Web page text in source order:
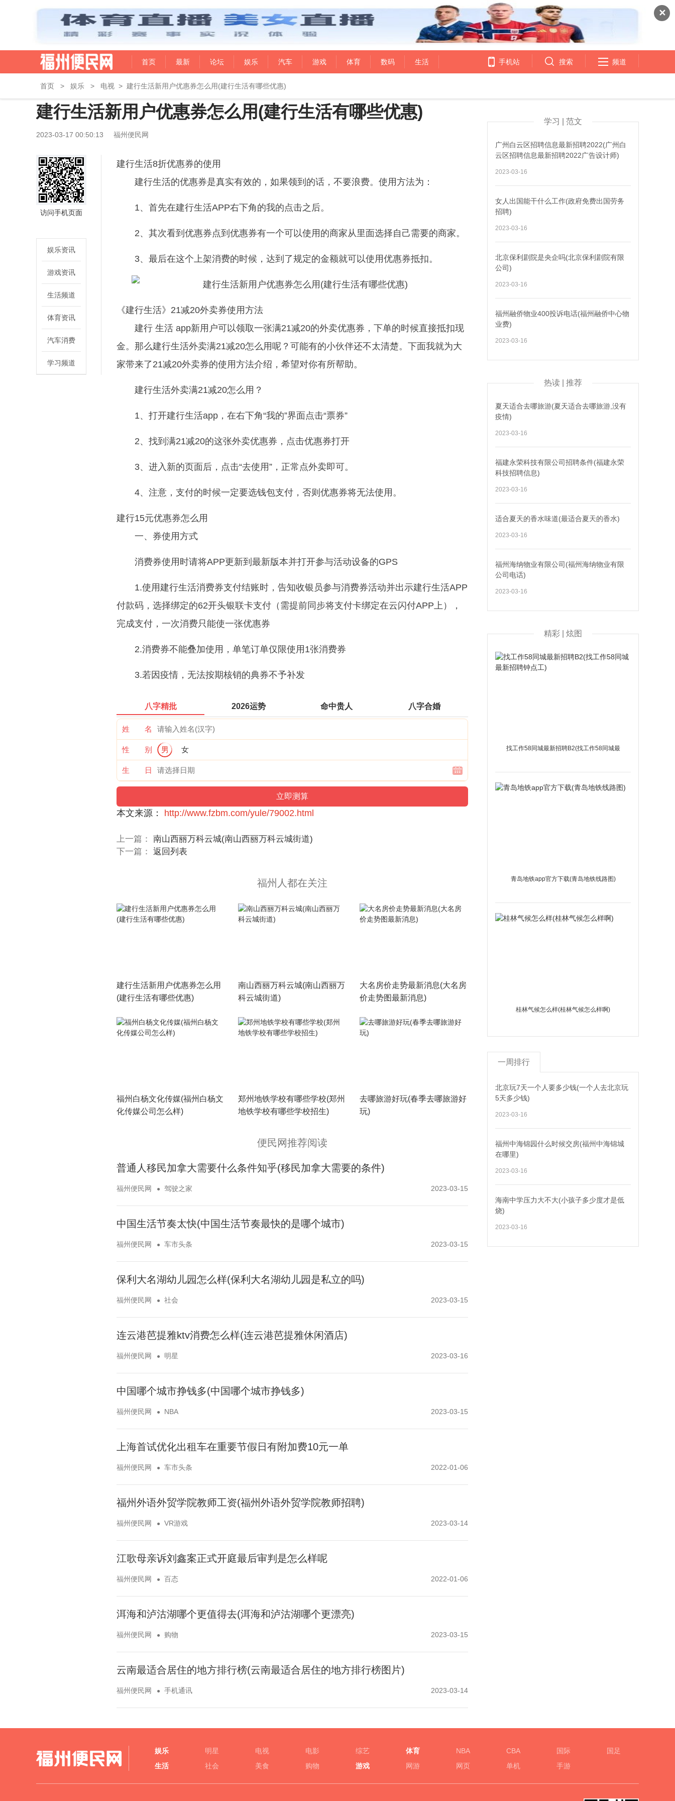
✕
首页 最新 论坛 娱乐 汽车 游戏 体育 数码 生活 手机站 搜索 频道
首页 > 娱乐 > 电视 > 建行生活新用户优惠券怎么用(建行生活有哪些优惠)
建行生活新用户优惠券怎么用(建行生活有哪些优惠)
2023-03-17 00:50:13 福州便民网
访问手机页面
娱乐资讯
游戏资讯
生活频道
体育资讯
汽车消费
学习频道
建行生活8折优惠券的使用
建行生活的优惠券是真实有效的，如果领到的话，不要浪费。使用方法为：
1、首先在建行生活APP右下角的我的点击之后。
2、其次看到优惠券点到优惠券有一个可以使用的商家从里面选择自己需要的商家。
3、最后在这个上架消费的时候，达到了规定的金额就可以使用优惠券抵扣。
《建行生活》21减20外卖券使用方法
建行 生活 app新用户可以领取一张满21减20的外卖优惠券，下单的时候直接抵扣现
金。那么建行生活外卖满21减20怎么用呢？可能有的小伙伴还不太清楚。下面我就为大
家带来了21减20外卖券的使用方法介绍，希望对你有所帮助。
建行生活外卖满21减20怎么用？
1、打开建行生活app，在右下角“我的”界面点击“票券”
2、找到满21减20的这张外卖优惠券，点击优惠券打开
3、进入新的页面后，点击“去使用”，正常点外卖即可。
4、注意，支付的时候一定要选钱包支付，否则优惠券将无法使用。
建行15元优惠券怎么用
一、券使用方式
消费券使用时请将APP更新到最新版本并打开参与活动设备的GPS
1.使用建行生活消费券支付结账时，告知收银员参与消费券活动并出示建行生活APP
付款码，选择绑定的62开头银联卡支付（需提前同步将支付卡绑定在云闪付APP上），
完成支付，一次消费只能使一张优惠券
2.消费券不能叠加使用，单笔订单仅限使用1张消费券
3.若因疫情，无法按期核销的典券不予补发
八字精批 2026运势 命中贵人 八字合婚
姓 名
性 别 男 女
生 日
本文来源： http://www.fzbm.com/yule/79002.html
上一篇： 南山西丽万科云城(南山西丽万科云城街道)
下一篇： 返回列表
福州人都在关注
建行生活新用户优惠券怎么用
(建行生活有哪些优惠)
南山西丽万科云城(南山西丽万
科云城街道)
大名房价走势最新消息(大名房
价走势图最新消息)
福州白杨文化传媒(福州白杨文
化传媒公司怎么样)
郑州地铁学校有哪些学校(郑州
地铁学校有哪些学校招生)
去哪旅游好玩(春季去哪旅游好
玩)
便民网推荐阅读
普通人移民加拿大需要什么条件知乎(移民加拿大需要的条件)
福州便民网 驾驶之家 2023-03-15
中国生活节奏太快(中国生活节奏最快的是哪个城市)
福州便民网 车市头条 2023-03-15
保利大名湖幼儿园怎么样(保利大名湖幼儿园是私立的吗)
福州便民网 社会 2023-03-15
连云港芭提雅ktv消费怎么样(连云港芭提雅休闲酒店)
福州便民网 明星 2023-03-16
中国哪个城市挣钱多(中国哪个城市挣钱多)
福州便民网 NBA 2023-03-15
上海首试优化出租车在重要节假日有附加费10元一单
福州便民网 车市头条 2022-01-06
福州外语外贸学院教师工资(福州外语外贸学院教师招聘)
福州便民网 VR游戏 2023-03-14
江歌母亲诉刘鑫案正式开庭最后审判是怎么样呢
福州便民网 百态 2022-01-06
洱海和泸沽湖哪个更值得去(洱海和泸沽湖哪个更漂亮)
福州便民网 购物 2023-03-15
云南最适合居住的地方排行榜(云南最适合居住的地方排行榜图片)
福州便民网 手机通讯 2023-03-14
学习 | 范文
广州白云区招聘信息最新招聘2022(广州白
云区招聘信息最新招聘2022广告设计师)
2023-03-16
女人出国能干什么工作(政府免费出国劳务
招聘)
2023-03-16
北京保利剧院是央企吗(北京保利剧院有限
公司)
2023-03-16
福州融侨物业400投诉电话(福州融侨中心物
业费)
2023-03-16
热读 | 推荐
夏天适合去哪旅游(夏天适合去哪旅游,没有
疫情)
2023-03-16
福建永荣科技有限公司招聘条件(福建永荣
科技招聘信息)
2023-03-16
适合夏天的香水味道(最适合夏天的香水)
2023-03-16
福州海纳物业有限公司(福州海纳物业有限
公司电话)
2023-03-16
精彩 | 炫图
找工作58同城最新招聘B2(找工作58同城最
青岛地铁app官方下载(青岛地铁线路图)
桂林气候怎么样(桂林气候怎么样啊)
一周排行
北京玩7天一个人要多少钱(一个人去北京玩
5天多少钱)
2023-03-16
福州中海锦园什么时候交房(福州中海锦城
在哪里)
2023-03-16
海南中学压力大不大(小孩子多少度才是低
烧)
2023-03-16
娱乐 明星 电视 电影 综艺 体育 NBA CBA 国际
国足
生活
社会 美食 购物 游戏 网游 网页 单机 手游